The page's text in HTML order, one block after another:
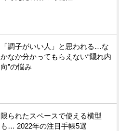
「調子がいい人」と思われる…な
かなか分かってもらえない“隠れ内
向”の悩み
限られたスペースで使える横型
も… 2022年の注目手帳5選